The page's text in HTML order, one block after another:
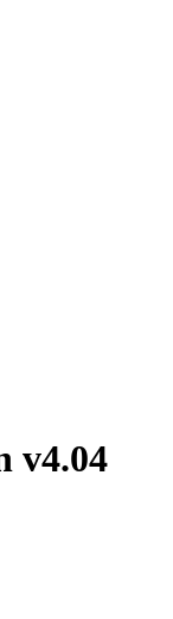
v4.04